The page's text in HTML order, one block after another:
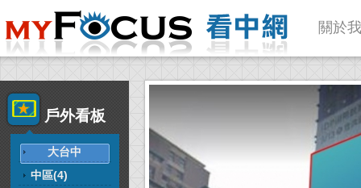
關於
戶外看板
大台中
中區(4)